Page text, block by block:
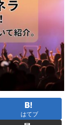
はてブ